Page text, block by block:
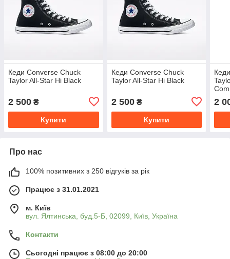
Кеди Converse Chuck
Taylor All-Star Hi Black
2 500 ₴
Купити
Кеди Converse Chuck
Taylor All-Star Hi Black
2 500₴
Купити
2
Про нас
100% позитивних з 250 відгуків за рік
Працює з 31.01.2021
м. Київ
вул. Ялтинська, буд.5-Б, 02099, Київ, Україна
Контакти
Сьогодні працює з 08:00 до 20:00